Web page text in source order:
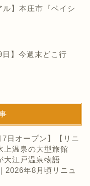
ル】本庄市『ベイシ
日】今週末どこ行
7日オープン】【リニ
上温泉の大型旅館
大江戸温泉物語
2026年8月頃リニュ